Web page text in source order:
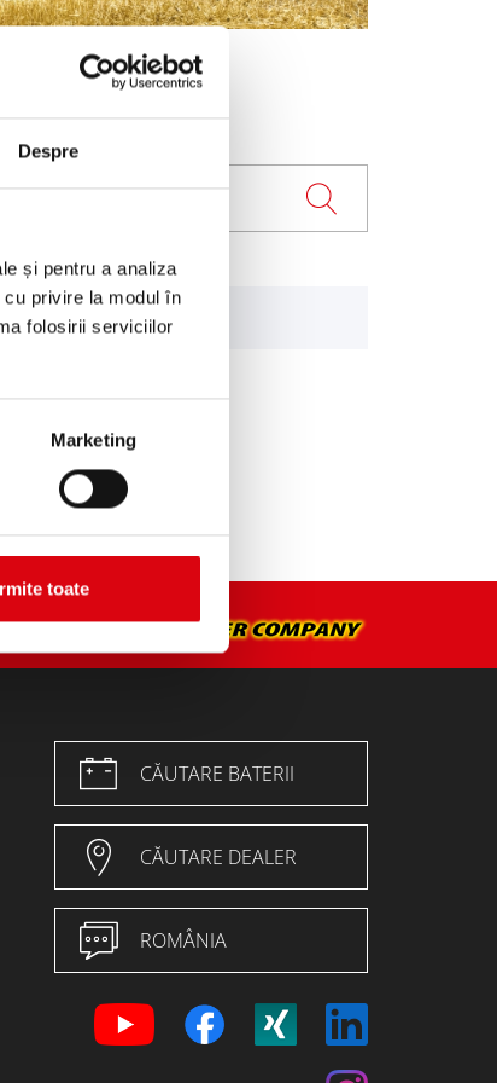
Despre
și pentru a analiza
privire la modul în
folosirii serviciilor
Marketing
toate
LPG
CĂUTARE BATERII
CĂUTARE DEALER
ROMÂNIA